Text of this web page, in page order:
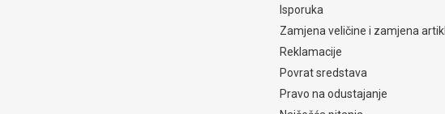
Isporuka
Zamjena veličine i zamjena
Reklamacije
Povrat sredstava
Pravo na odustajanje